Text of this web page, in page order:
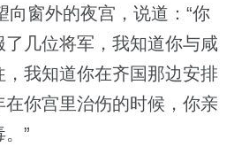
窗外的夜宫，说道：“你
几位将军，我知道你与咸
，我知道你在齐国那边安排
在你宫里治伤的时候，你亲
”